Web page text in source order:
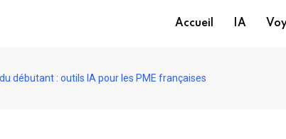
Accueil IA
débutant : outils IA pour les PME françaises